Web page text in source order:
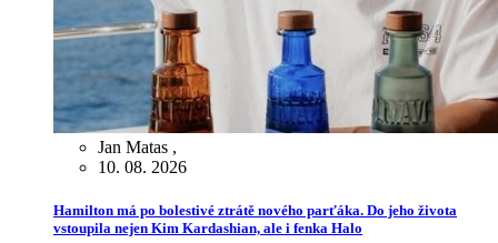
Jan Matas ,
10. 08. 2026
Hamilton má po bolestivé ztrátě nového parťáka. Do jeho života
vstoupila nejen Kim Kardashian, ale i fenka Halo